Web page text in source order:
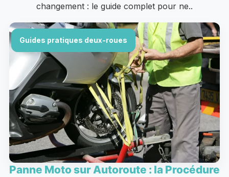
changement : le guide complet pour ne..
Guides pratiques deux-roues
Panne Moto sur Autoroute : la Procédure